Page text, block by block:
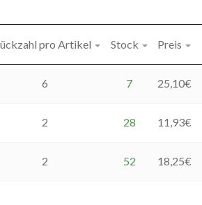
pro Artikel Stock Preis
6 7 25,10€
2 28 11,93€
2 52 18,25€